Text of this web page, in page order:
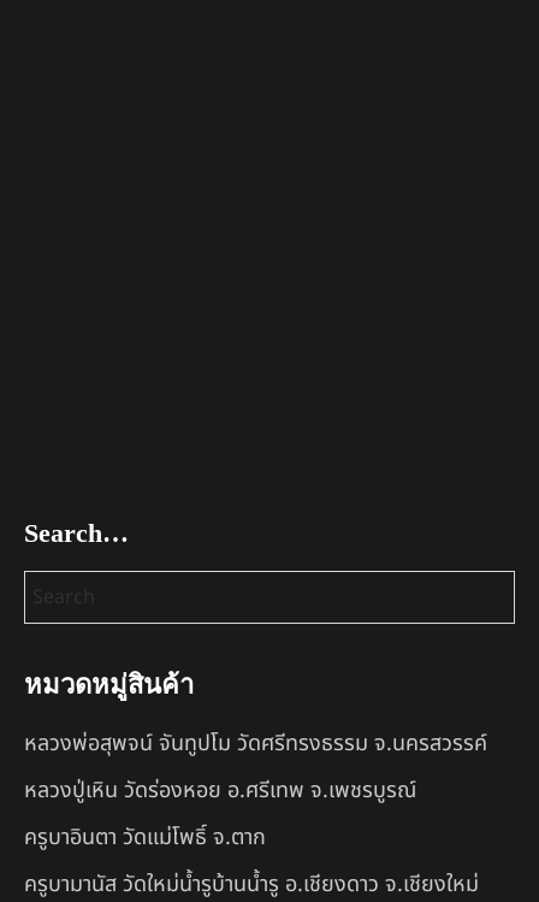
Search…
หมวดหมู่สินค้า
หลวงพ่อสุพจน์ จันทูปโม วัดศรีทรงธรรม จ.นครสวรรค์
หลวงปู่เหิน วัดร่องหอย อ.ศรีเทพ จ.เพชรบูรณ์
ครูบาอินตา วัดแม่โพธิ์ จ.ตาก
ครูบามานัส วัดใหม่น้ำรูบ้านน้ำรู อ.เชียงดาว จ.เชียงใหม่